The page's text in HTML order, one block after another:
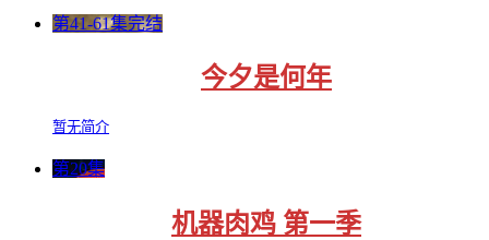
第41-61集完结
今夕是何年
暂无简介
第20集
机器肉鸡 第一季